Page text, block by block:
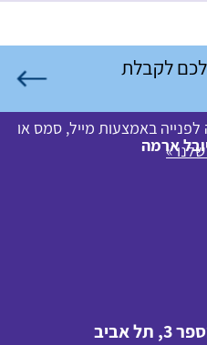
באמצעות מייל, סמס או
»
ארמה
אביב